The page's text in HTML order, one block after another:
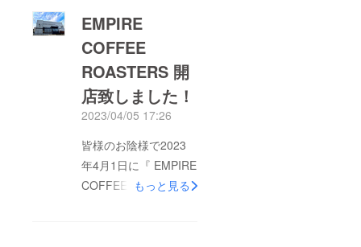
EMPIRE
COFFEE
ROASTERS 開
店致しました！
2023/04/05 17:26
皆様のお陰様で2023
年4月1日に『 EMPIRE
COFFEE ROASTERS
もっと見る